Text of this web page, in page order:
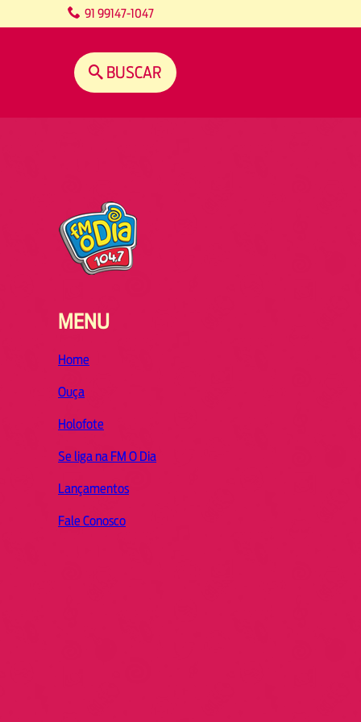
91 99147-1047
BUSCAR
MENU
Home
Ouça
Holofote
Se liga na FM O Dia
Lançamentos
Fale Conosco